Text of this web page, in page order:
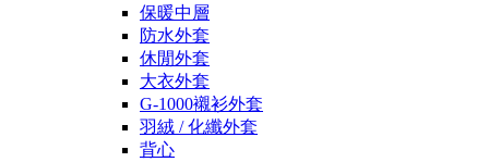
保暖中層
防水外套
休閒外套
大衣外套
G-1000襯衫外套
羽絨 / 化纖外套
背心